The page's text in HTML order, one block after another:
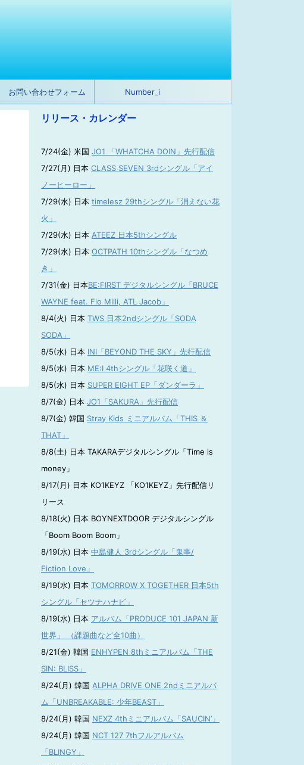
お問い合わせフォーム Number_i
リリース・カレンダー
7/24(金) 米国 JO1 「WHATCHA DOIN」先行配信
7/27(月) 日本 CLASS SEVEN 3rdシングル「アイ
ノーヒーロー」
7/29(水) 日本 timelesz 29thシングル「消えない花
火」
7/29(水) 日本 ATEEZ 日本5thシングル
7/29(水) 日本 OCTPATH 10thシングル「なつめ
き」
7/31(金) 日本BE:FIRST デジタルシングル「BRUCE
WAYNE feat. Flo Milli, ATL Jacob」
8/4(火) 日本 TWS 日本2ndシングル「SODA
SODA」
8/5(水) 日本 INI「BEYOND THE SKY」先行配信
8/5(水) 日本 ME:I 4thシングル「花咲く道」
8/5(水) 日本 SUPER EIGHT EP「ダンダーラ」
8/7(金) 日本 JO1「SAKURA」先行配信
8/7(金) 韓国 Stray Kids ミニアルバム「THIS ＆
THAT」
8/8(土) 日本 TAKARAデジタルシングル「Time is
money」
8/17(月) 日本 KO1KEYZ 「KO1KEYZ」先行配信リ
リース
8/18(火) 日本 BOYNEXTDOOR デジタルシングル
「Boom Boom Boom」
8/19(水) 日本 中島健人 3rdシングル「鬼事/
Fiction Love」
8/19(水) 日本 TOMORROW X TOGETHER 日本5th
シングル「セツナハナビ」
8/19(水) 日本 アルバム「PRODUCE 101 JAPAN 新
世界」 （課題曲など全10曲）
8/21(金) 韓国 ENHYPEN 8thミニアルバム「THE
SIN: BLISS」
8/24(月) 韓国 ALPHA DRIVE ONE 2ndミニアルバ
ム「UNBREAKABLE: 少年BEAST」
8/24(月) 韓国 NEXZ 4thミニアルバム「SAUCIN’」
8/24(月) 韓国 NCT 127 7thフルアルバム
「BLINGY」